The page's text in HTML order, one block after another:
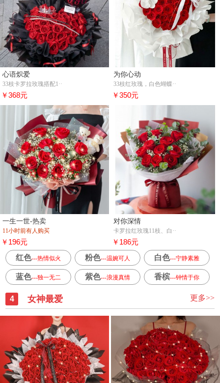
心语炽爱
33枝卡罗拉玫瑰搭配1··
￥368元
为你心动
33枝红玫瑰，白色蝴蝶··
￥350元
一生一世-热卖
11小时前有人购买
￥196元
对你深情
卡罗拉红玫瑰11枝、白··
￥186元
红色---热情似火 粉色---温婉可人 白色---宁静素雅
蓝色---独一无二 紫色---浪漫真情 香槟---钟情于你
4 女神最爱 更多>>